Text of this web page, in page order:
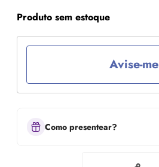
Produto sem estoque
Avise-me
Como presentear?